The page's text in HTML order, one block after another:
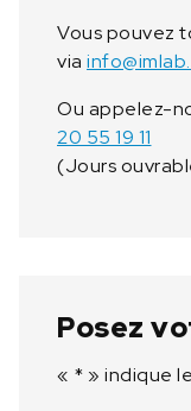
Vous pouvez
via
Ou appelez-
20 55 19 11
(Jours
Posez
« * » indique